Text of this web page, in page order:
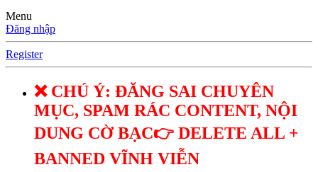
Menu
Đăng nhập
Register
❌ CHÚ Ý: ĐĂNG SAI CHUYÊN
MỤC, SPAM RÁC CONTENT, NỘI
DUNG CỜ BẠC👉 DELETE ALL +
BANNED VĨNH VIỄN